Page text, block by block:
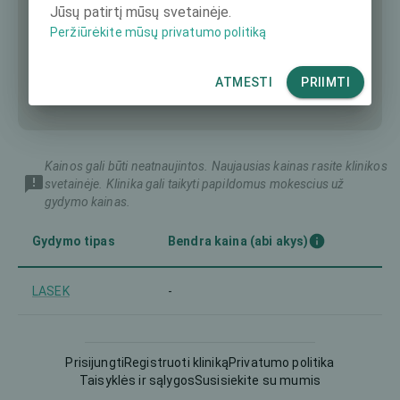
Kainos gali būti neatnaujintos. Naujausias kainas rasite klinikos
svetainėje. Klinika gali taikyti papildomus mokescius už
gydymo kainas.
Gydymo tipas Bendra kaina (abi akys)
LASEK -
PrisijungtiRegistruoti klinikąPrivatumo politika
Taisyklės ir sąlygosSusisiekite su mumis
Jūsų patirtį mūsų svetainėje.
Peržiūrėkite mūsų privatumo politiką
ATMESTI PRIIMTI